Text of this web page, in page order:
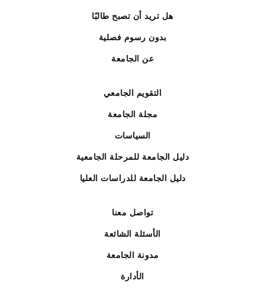
هل تريد أن تصبح طالبًا
بدون رسوم فصلية
عن الجامعة
التقويم الجامعي
مجلة الجامعة
السياسات
دليل الجامعة للمرحلة الجامعية
دليل الجامعة للدراسات العليا
تواصل معنا
الأسئلة الشائعة
مدونة الجامعة
الأدارة